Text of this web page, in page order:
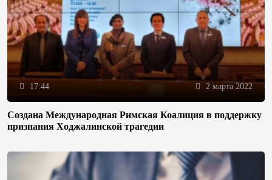
17:44 2 марта 2022
Создана Международная Римская Коалиция в поддержку
признания Ходжалинской трагедии